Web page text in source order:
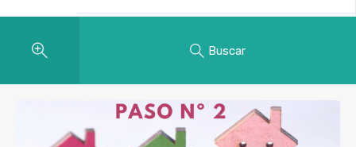
Buscar